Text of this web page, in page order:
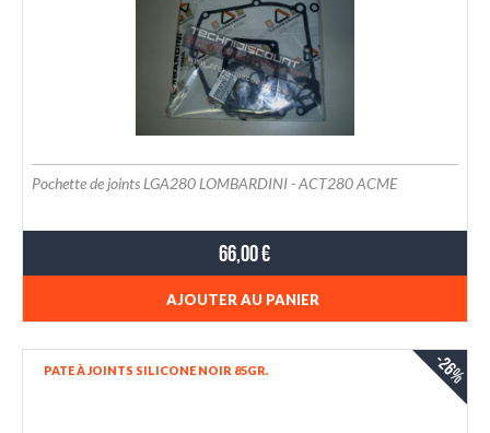
Pochette de joints LGA280 LOMBARDINI - ACT280 ACME
66,00 €
AJOUTER AU PANIER
PATE À JOINTS SILICONE NOIR 85GR. -26%